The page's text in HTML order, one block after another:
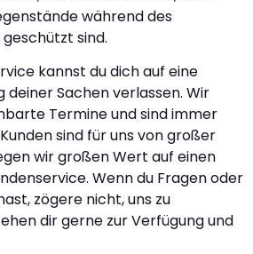
während des
sind.
kannst du dich auf eine
deiner Sachen verlassen. Wir
Termine und sind immer
sind für uns von großer
wir großen Wert auf einen
Wenn du Fragen oder
zögere nicht, uns zu
dir gerne zur Verfügung und